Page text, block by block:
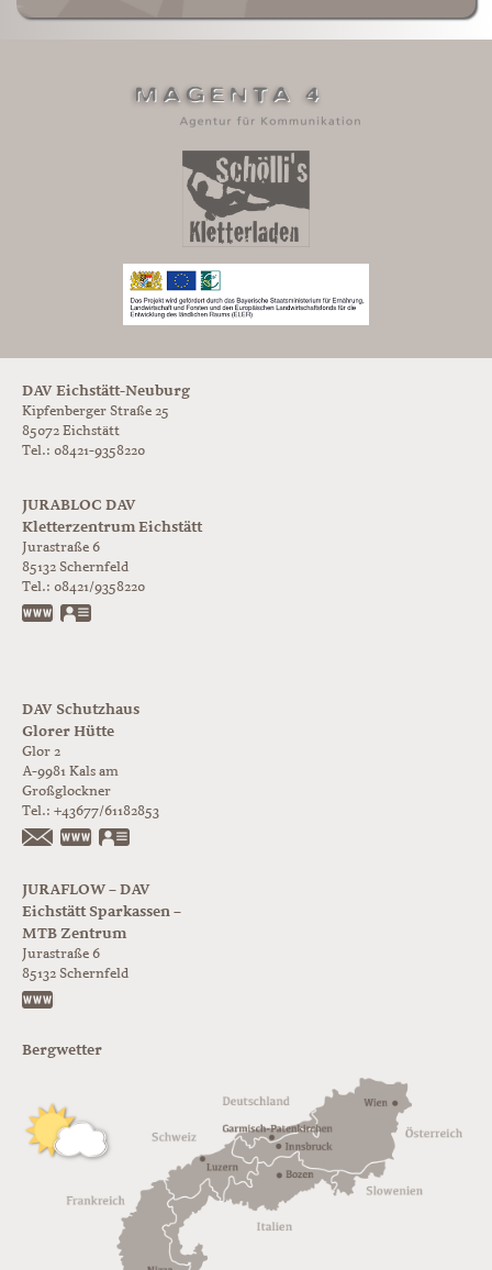
DAV Eichstätt-Neuburg
Kipfenberger Straße 25
85072 Eichstätt
Tel.: 08421-9358220
JURABLOC DAV
Kletterzentrum Eichstätt
Jurastraße 6
85132 Schernfeld
Tel.: 08421/9358220
www.jurabloc.de
DAV Schutzhaus
Glorer Hütte
Glor 2
A-9981 Kals am
Großglockner
Tel.: +43677/61182853
https://www.glorer-huette.at/
JURAFLOW – DAV
Eichstätt Sparkassen –
MTB Zentrum
Jurastraße 6
85132 Schernfeld
Bergwetter